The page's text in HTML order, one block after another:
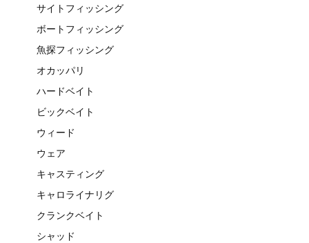
サイトフィッシング
ボートフィッシング
魚探フィッシング
オカッパリ
ハードベイト
ビックベイト
ウィード
ウェア
キャスティング
キャロライナリグ
クランクベイト
シャッド